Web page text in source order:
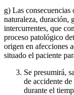
g) Las consecuencias
naturaleza, duración,
intercurrentes, que
proceso patológico
origen en afecciones
situado el paciente
Se presumirá,
de accidente
durante el